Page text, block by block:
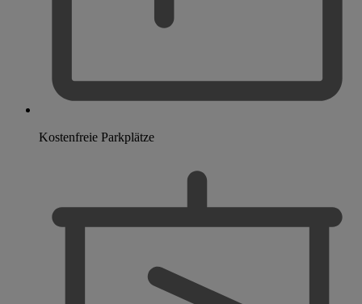
Kostenfreie Parkplätze